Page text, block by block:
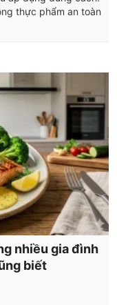
thực phẩm an toàn
nhiều gia đình
biết